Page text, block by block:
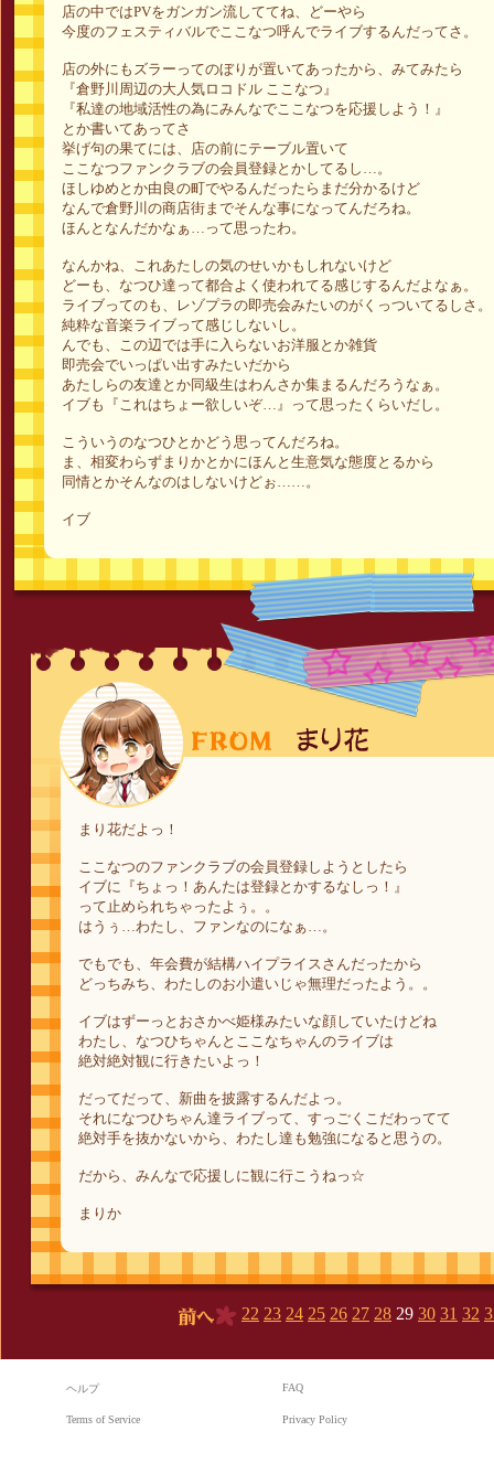
店の中ではPVをガンガン流しててね、どーやら
今度のフェスティバルでここなつ呼んでライブするんだってさ。
店の外にもズラーってのぼりが置いてあったから、みてみたら
『倉野川周辺の大人気ロコドル ここなつ』
『私達の地域活性の為にみんなでここなつを応援しよう！』
とか書いてあってさ
挙げ句の果てには、店の前にテーブル置いて
ここなつファンクラブの会員登録とかしてるし…。
ほしゆめとか由良の町でやるんだったらまだ分かるけど
なんで倉野川の商店街までそんな事になってんだろね。
ほんとなんだかなぁ…って思ったわ。
なんかね、これあたしの気のせいかもしれないけど
どーも、なつひ達って都合よく使われてる感じするんだよなぁ。
ライブってのも、レゾプラの即売会みたいのがくっついてるしさ。
純粋な音楽ライブって感じしないし。
んでも、この辺では手に入らないお洋服とか雑貨
即売会でいっぱい出すみたいだから
あたしらの友達とか同級生はわんさか集まるんだろうなぁ。
イブも『これはちょー欲しいぞ…』って思ったくらいだし。
こういうのなつひとかどう思ってんだろね。
ま、相変わらずまりかとかにほんと生意気な態度とるから
同情とかそんなのはしないけどぉ……。
イブ
まり花だよっ！
ここなつのファンクラブの会員登録しようとしたら
イブに『ちょっ！あんたは登録とかするなしっ！』
って止められちゃったよぅ。。
はうぅ…わたし、ファンなのになぁ…。
でもでも、年会費が結構ハイプライスさんだったから
どっちみち、わたしのお小遣いじゃ無理だったよう。。
イブはずーっとおさかべ姫様みたいな顔していたけどね
わたし、なつひちゃんとここなちゃんのライブは
絶対絶対観に行きたいよっ！
だってだって、新曲を披露するんだよっ。
それになつひちゃん達ライブって、すっごくこだわってて
絶対手を抜かないから、わたし達も勉強になると思うの。
だから、みんなで応援しに観に行こうねっ☆
まりか
22 23 24 25 26 27 28 29 30 31 32
ヘルプ FAQ
Terms of Service Privacy Policy